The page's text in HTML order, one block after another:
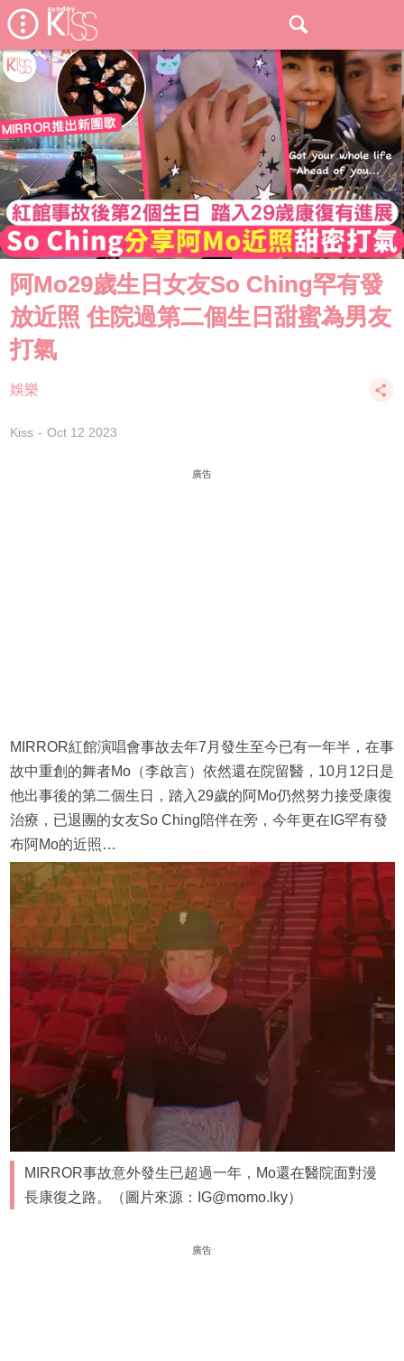
阿Mo29歲生日女友So Ching罕有發
放近照 住院過第二個生日甜蜜為男友
打氣
娛樂
Kiss Oct 12 2023
廣告
MIRROR紅館演唱會事故去年7月發生至今已有一年半，在事
故中重創的舞者Mo（李啟言）依然還在院留醫，10月12日是
他出事後的第二個生日，踏入29歲的阿Mo仍然努力接受康復
治療，已退團的女友So Ching陪伴在旁，今年更在IG罕有發
布阿Mo的近照…
MIRROR事故意外發生已超過一年，Mo還在醫院面對漫
長康復之路。（圖片來源：IG@momo.lky）
廣告